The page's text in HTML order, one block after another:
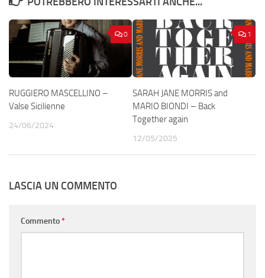
0
RUGGIERO MASCELLINO –
Valse Sicilienne
24/06/2024
1
SARAH JANE MORRIS and
MARIO BIONDI – Back
Together again
12/05/2025
LASCIA UN COMMENTO
Commento*